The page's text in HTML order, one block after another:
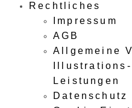
Rechtliches
Impressum
AGB
Allgemeine
Leistungen
Datenschutz